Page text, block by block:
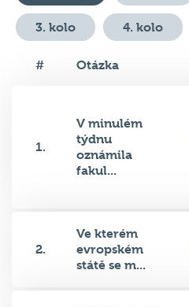
3. kolo 4. kolo
# Otázka
1.
V minulém
týdnu
oznámila
fakul...
2.
Ve kterém
evropském
státě se m...